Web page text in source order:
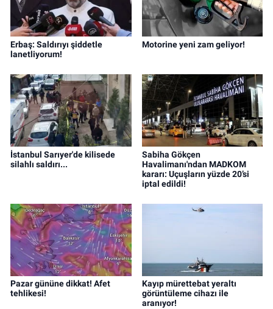
Erbaş: Saldırıyı şiddetle
lanetliyorum!
Motorine yeni zam geliyor!
İstanbul Sarıyer'de kilisede
silahlı saldırı...
Sabiha Gökçen
Havalimanı'ndan MADKOM
kararı: Uçuşların yüzde 20’si
iptal edildi!
Pazar gününe dikkat! Afet
tehlikesi!
Kayıp mürettebat yeraltı
görüntüleme cihazı ile
aranıyor!